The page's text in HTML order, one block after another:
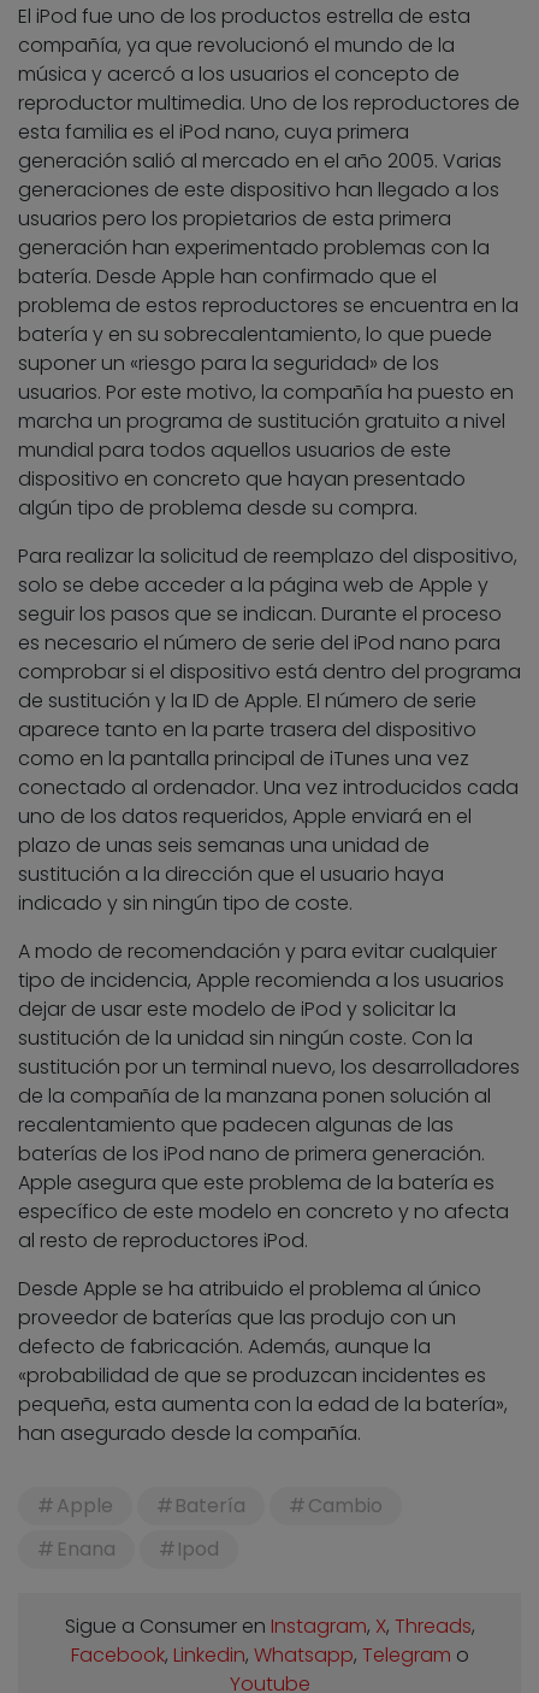
El iPod fue uno de los productos estrella de esta
compañía, ya que revolucionó el mundo de la
música y acercó a los usuarios el concepto de
reproductor multimedia. Uno de los reproductores de
esta familia es el iPod nano, cuya primera
generación salió al mercado en el año 2005. Varias
generaciones de este dispositivo han llegado a los
usuarios pero los propietarios de esta primera
generación han experimentado problemas con la
batería. Desde Apple han confirmado que el
problema de estos reproductores se encuentra en la
batería y en su sobrecalentamiento, lo que puede
suponer un «riesgo para la seguridad» de los
usuarios. Por este motivo, la compañía ha puesto en
marcha un programa de sustitución gratuito a nivel
mundial para todos aquellos usuarios de este
dispositivo en concreto que hayan presentado
algún tipo de problema desde su compra.
Para realizar la solicitud de reemplazo del dispositivo,
solo se debe acceder a la página web de Apple y
seguir los pasos que se indican. Durante el proceso
es necesario el número de serie del iPod nano para
comprobar si el dispositivo está dentro del programa
de sustitución y la ID de Apple. El número de serie
aparece tanto en la parte trasera del dispositivo
como en la pantalla principal de iTunes una vez
conectado al ordenador. Una vez introducidos cada
uno de los datos requeridos, Apple enviará en el
plazo de unas seis semanas una unidad de
sustitución a la dirección que el usuario haya
indicado y sin ningún tipo de coste.
A modo de recomendación y para evitar cualquier
tipo de incidencia, Apple recomienda a los usuarios
dejar de usar este modelo de iPod y solicitar la
sustitución de la unidad sin ningún coste. Con la
sustitución por un terminal nuevo, los desarrolladores
de la compañía de la manzana ponen solución al
recalentamiento que padecen algunas de las
baterías de los iPod nano de primera generación.
Apple asegura que este problema de la batería es
específico de este modelo en concreto y no afecta
al resto de reproductores iPod.
Desde Apple se ha atribuido el problema al único
proveedor de baterías que las produjo con un
defecto de fabricación. Además, aunque la
«probabilidad de que se produzcan incidentes es
pequeña, esta aumenta con la edad de la batería»,
han asegurado desde la compañía.
Apple Batería
Cambio
Enana
Ipod
Sigue a Consumer en Instagram, X, Threads,
Facebook, Linkedin, Whatsapp, Telegram o
Youtube